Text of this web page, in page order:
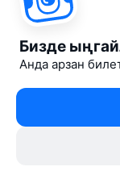
Бизде
Анда арзан